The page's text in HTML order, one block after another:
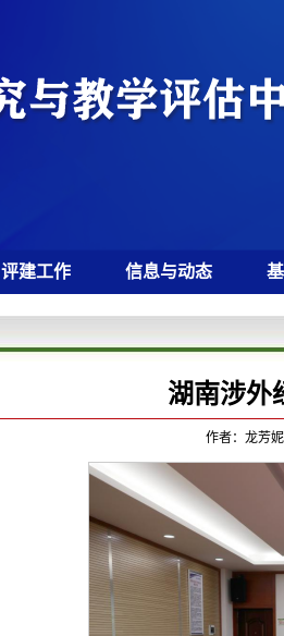
评建工作 信息与动态
湖南涉外
作者：龙芳